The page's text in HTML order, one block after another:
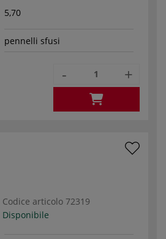
5,70
pennelli sfusi
- +
Codice articolo 72319
Disponibile